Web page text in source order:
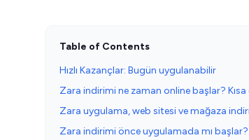
Table of Contents
Hızlı Kazançlar: Bugün uygulanabilir
Zara indirimi ne zaman online başlar? Kısa
Zara uygulama, web sitesi ve mağaza
Zara indirimi önce uygulamada mı başlar?